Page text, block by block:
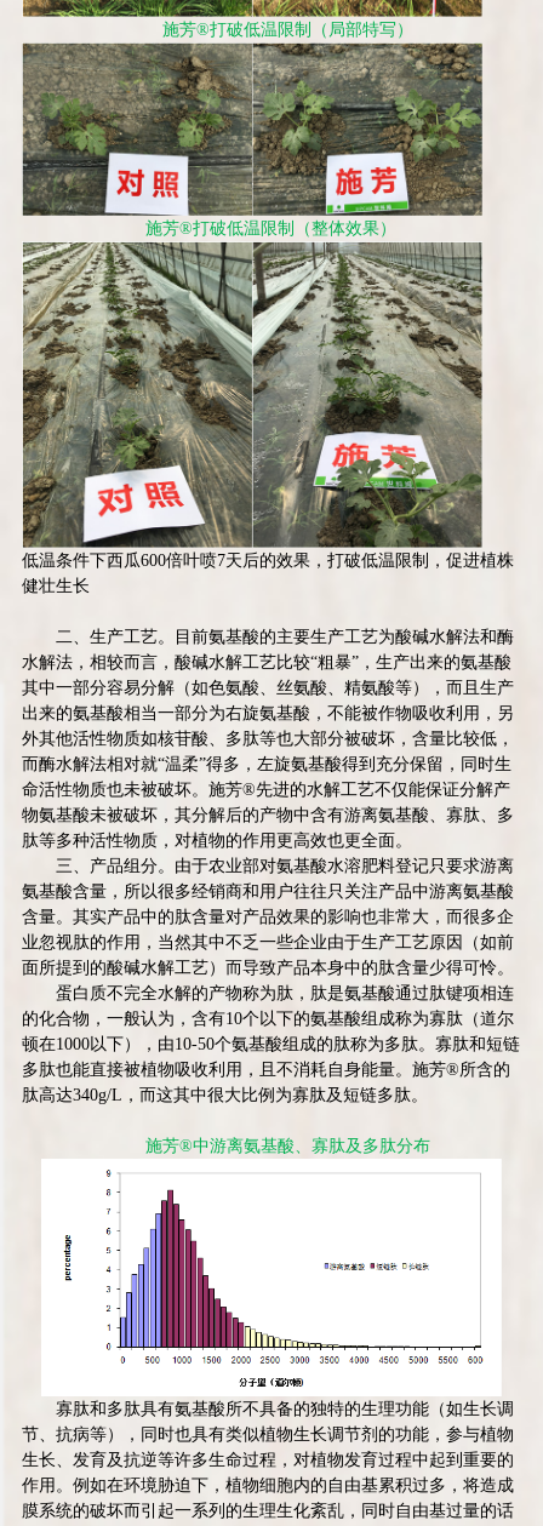
施芳®打破低温限制（局部特写）
施芳®打破低温限制（整体效果）
低温条件下西瓜600倍叶喷7天后的效果，打破低温限制，促进植株
健壮生长
二、生产工艺。目前氨基酸的主要生产工艺为酸碱水解法和酶
水解法，相较而言，酸碱水解工艺比较“粗暴”，生产出来的氨基酸
其中一部分容易分解（如色氨酸、丝氨酸、精氨酸等），而且生产
出来的氨基酸相当一部分为右旋氨基酸，不能被作物吸收利用，另
外其他活性物质如核苷酸、多肽等也大部分被破坏，含量比较低，
而酶水解法相对就“温柔”得多，左旋氨基酸得到充分保留，同时生
命活性物质也未被破坏。施芳®先进的水解工艺不仅能保证分解产
物氨基酸未被破坏，其分解后的产物中含有游离氨基酸、寡肽、多
肽等多种活性物质，对植物的作用更高效也更全面。
三、产品组分。由于农业部对氨基酸水溶肥料登记只要求游离
氨基酸含量，所以很多经销商和用户往往只关注产品中游离氨基酸
含量。其实产品中的肽含量对产品效果的影响也非常大，而很多企
业忽视肽的作用，当然其中不乏一些企业由于生产工艺原因（如前
面所提到的酸碱水解工艺）而导致产品本身中的肽含量少得可怜。
蛋白质不完全水解的产物称为肽，肽是氨基酸通过肽键项相连
的化合物，一般认为，含有10个以下的氨基酸组成称为寡肽（道尔
顿在1000以下），由10-50个氨基酸组成的肽称为多肽。寡肽和短链
多肽也能直接被植物吸收利用，且不消耗自身能量。施芳®所含的
肽高达340g/L ，而这其中很大比例为寡肽及短链多肽。
施芳®中游离氨基酸、寡肽及多肽分布
寡肽和多肽具有氨基酸所不具备的独特的生理功能（如生长调
节、抗病等），同时也具有类似植物生长调节剂的功能，参与植物
生长、发育及抗逆等许多生命过程，对植物发育过程中起到重要的
作用。例如在环境胁迫下，植物细胞内的自由基累积过多，将造成
膜系统的破坏而引起一系列的生理生化紊乱，同时自由基过量的话